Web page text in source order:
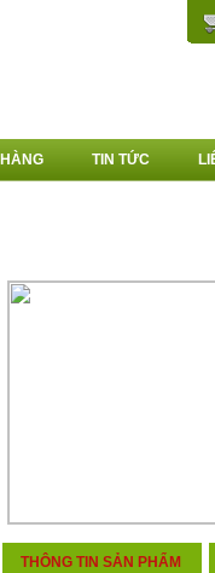
TIN TỨC
KHIỂN SÓNG RF 315,433
THÔNG TIN SẢN PHẨM